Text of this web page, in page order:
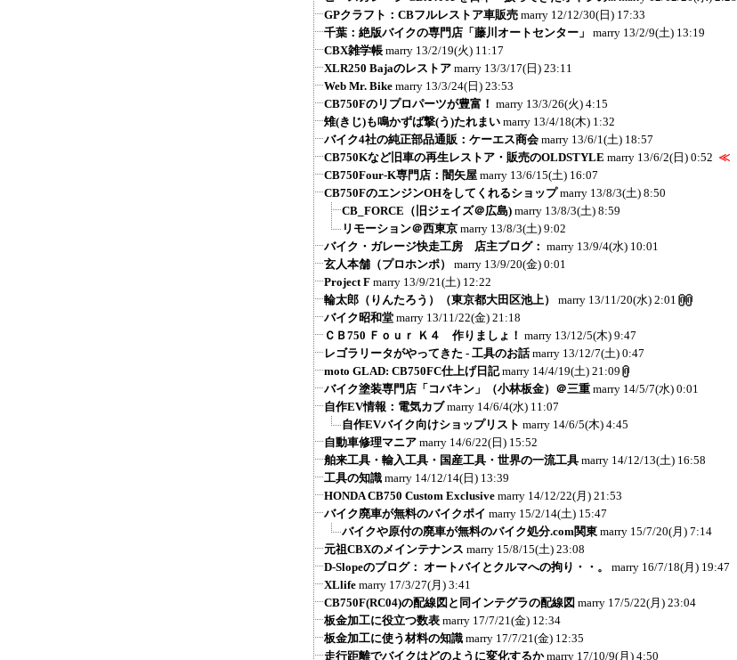
GPクラフト：CBフルレストア車販売 marry 12/12/30(日) 17:33
千葉：絶版バイクの専門店「藤川オートセンター」
marry 13/2/9(土) 13:19
CBX雑学帳 marry 13/2/19(火) 11:17
XLR250 Bajaのレストア marry 13/3/17(日) 23:11
Web Mr. Bike marry 13/3/24(日) 23:53
CB750Fのリプロパーツが豊富！ marry 13/3/26(火) 4:15
雉(きじ)も鳴かずば撃(う)たれまい marry 13/4/18(木) 1:32
バイク4社の純正部品通販：ケーエス商会 marry 13/6/1(土) 18:57
CB750Kなど旧車の再生レストア・販売のOLDSTYLE marry 13/6/2(日) 0:52 ≪
CB750Four-K専門店：闇矢屋 marry 13/6/15(土) 16:07
CB750FのエンジンOHをしてくれるショップ marry 13/8/3(土) 8:50
CB_FORCE（旧ジェイズ＠広島) marry 13/8/3(土) 8:59
リモーション＠西東京 marry 13/8/3(土) 9:02
バイク・ガレージ快走工房 店主ブログ： marry 13/9/4(水) 10:01
玄人本舗（プロホンポ）
marry 13/9/20(金) 0:01
Project F marry 13/9/21(土) 12:22
輪太郎（りんたろう）（東京都大田区池上）
marry 13/11/20(水) 2:01
バイク昭和堂 marry 13/11/22(金) 21:18
ＣＢ750 Ｆｏｕｒ Ｋ４ 作りましょ！ marry 13/12/5(木) 9:47
レゴラリータがやってきた - 工具のお話 marry 13/12/7(土) 0:47
moto GLAD: CB750FC仕上げ日記 marry 14/4/19(土) 21:09
バイク塗装専門店「コバキン」（小林板金）＠三重 marry 14/5/7(水) 0:01
自作EV情報：電気カブ marry 14/6/4(水) 11:07
自作EVバイク向けショップリスト marry 14/6/5(木) 4:45
自動車修理マニア marry 14/6/22(日) 15:52
舶来工具・輸入工具・国産工具・世界の一流工具 marry 14/12/13(土) 16:58
工具の知識 marry 14/12/14(日) 13:39
HONDA CB750 Custom Exclusive marry 14/12/22(月) 21:53
バイク廃車が無料のバイクポイ marry 15/2/14(土) 15:47
バイクや原付の廃車が無料のバイク処分.com関東 marry 15/7/20(月) 7:14
元祖CBXのメインテナンス marry 15/8/15(土) 23:08
D-Slopeのブログ： オートバイとクルマへの拘り・・。
marry 16/7/18(月) 19:47
XLlife marry 17/3/27(月) 3:41
CB750F(RC04)の配線図と同インテグラの配線図 marry 17/5/22(月) 23:04
板金加工に役立つ数表 marry 17/7/21(金) 12:34
板金加工に使う材料の知識 marry 17/7/21(金) 12:35
走行距離でバイクはどのように変化するか marry 17/10/9(月) 4:50